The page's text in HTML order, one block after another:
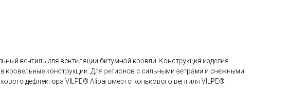
вентиль для вентиляции битумной кровли. Конструкция изделия
кровельные конструкции. Для регионов с сильными ветрами и снежными
дефлектора VILPE® Alipai вместо конькового вентиля VILPE®